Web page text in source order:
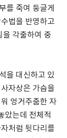
를 죽여 둥글게
법을 반영하고
을 각출하여 중
을 대신하고 있
자상은 가슴을
엉거주춤한 자
았는데 전체적
처럼 뒷다리를